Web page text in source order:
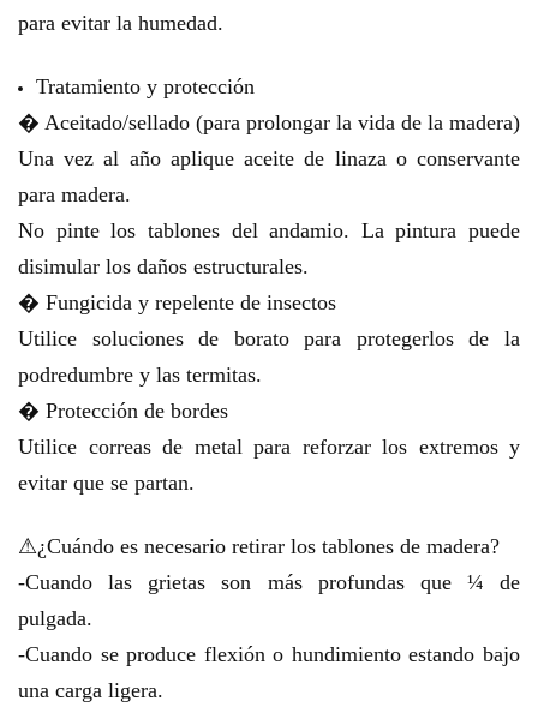
para evitar la humedad.
Tratamiento y protección
� Aceitado/sellado (para prolongar la vida de la madera)
Una vez al año aplique aceite de linaza o conservante
para madera.
No pinte los tablones del andamio. La pintura puede
disimular los daños estructurales.
� Fungicida y repelente de insectos
Utilice soluciones de borato para protegerlos de la
podredumbre y las termitas.
� Protección de bordes
Utilice correas de metal para reforzar los extremos y
evitar que se partan.
⚠¿Cuándo es necesario retirar los tablones de madera?
-Cuando las grietas son más profundas que ¼ de
pulgada.
-Cuando se produce flexión o hundimiento estando bajo
una carga ligera.